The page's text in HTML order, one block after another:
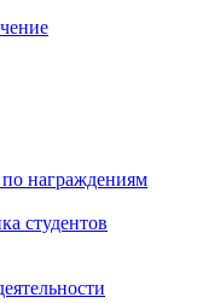
награждениям
студентов